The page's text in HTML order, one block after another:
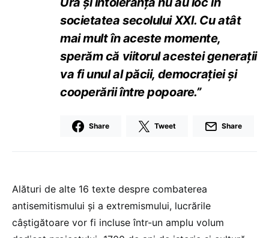
societatea secolului XXI. Cu atât
mai mult în aceste momente,
sperăm că viitorul acestei generații
va fi unul al păcii, democrației și
cooperării între popoare.”
Share Tweet Share
Alături de alte 16 texte despre combaterea
antisemitismului și a extremismului, lucrările
câștigătoare vor fi incluse într-un amplu volum